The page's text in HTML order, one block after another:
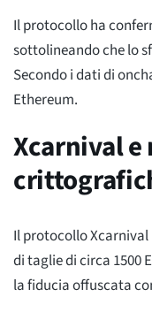
Il protocollo ha
sottolineando che lo
Secondo i dati di
Ethereum.
Xcarnival
Il protocollo
di taglie di circa 1500
la fiducia offuscata